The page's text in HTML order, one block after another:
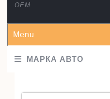
ОЕМ
Menu
МАРКА АВТО